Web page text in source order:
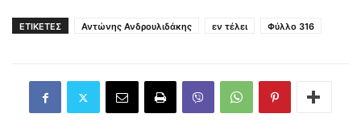
ΕΤΙΚΕΤΕΣ Αντώνης Ανδρουλιδάκης εν τέλει Φύλλο 316